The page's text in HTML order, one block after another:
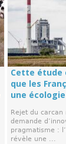
Cette étude
que les
une
Rejet du carcan
demande
pragmatisme :
révèle une ...